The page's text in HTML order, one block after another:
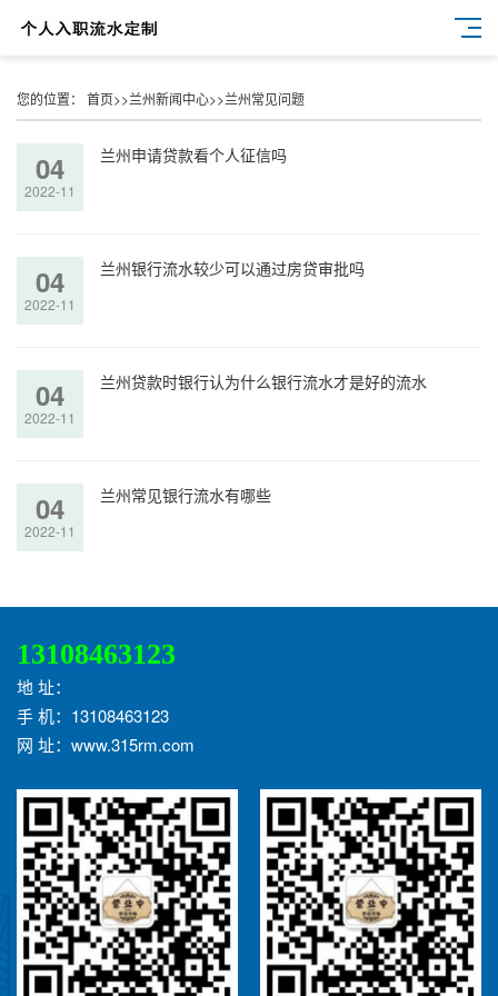
您的位置： 首页>>兰州新闻中心>>兰州常见问题
04
2022-11
兰州申请贷款看个人征信吗
04
2022-11
兰州银行流水较少可以通过房贷审批吗
04
2022-11
兰州贷款时银行认为什么银行流水才是好的流水
04
2022-11
兰州常见银行流水有哪些
13108463123
地 址：
手 机：13108463123
网 址：www.315rm.com